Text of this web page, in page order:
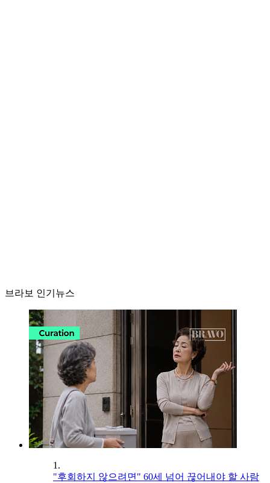
브라보 인기뉴스
1.
"후회하지 않으려면" 60세 넘어 끊어내야 할 사람